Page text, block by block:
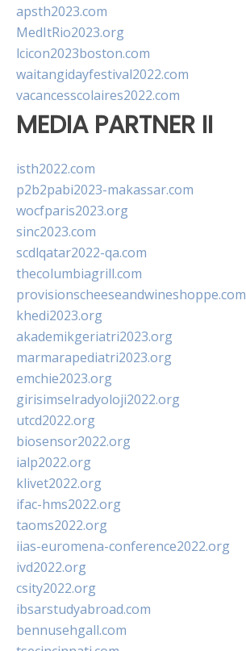
apsth2023.com
MedItRio2023.org
lcicon2023boston.com
waitangidayfestival2022.com
vacancesscolaires2022.com
MEDIA PARTNER II
isth2022.com
p2b2pabi2023-makassar.com
wocfparis2023.org
sinc2023.com
scdlqatar2022-qa.com
thecolumbiagrill.com
provisionscheeseandwineshoppe.com
khedi2023.org
akademikgeriatri2023.org
marmarapediatri2023.org
emchie2023.org
girisimselradyoloji2022.org
utcd2022.org
biosensor2022.org
ialp2022.org
klivet2022.org
ifac-hms2022.org
taoms2022.org
iias-euromena-conference2022.org
ivd2022.org
csity2022.org
ibsarstudyabroad.com
bennusehgall.com